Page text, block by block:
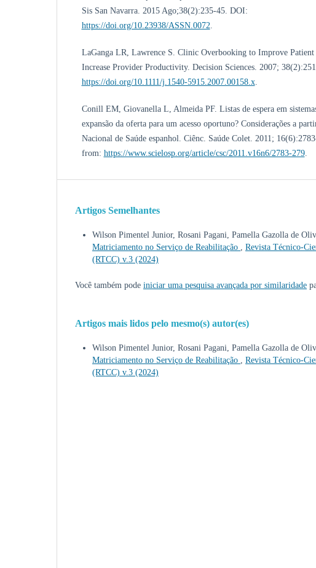
Sis San Navarra. 2015 Ago;38(2):235-45. DOI:
https://doi.org/10.23938/ASSN.0072.
LaGanga LR, Lawrence S. Clinic Overbooking to Improve Patient
Increase Provider Productivity. Decision Sciences. 2007;
https://doi.org/10.1111/j.1540-5915.2007.00158.x.
Conill EM, Giovanella L, Almeida PF. Listas de espera em
expansão da oferta para um acesso oportuno? Considerações a
Nacional de Saúde espanhol. Ciênc. Saúde Colet. 2011;
from: https://www.scielosp.org/article/csc/2011.v16n6/2783-279.
Artigos Semelhantes
Wilson Pimentel Junior, Rosani Pagani, Pamella Gazolla de
Matriciamento no Serviço de Reabilitação , Revista Técnico-
(RTCC) v.3 (2024)
Você também pode iniciar uma pesquisa avançada por similaridade
Artigos mais lidos pelo mesmo(s) autor(es)
Wilson Pimentel Junior, Rosani Pagani, Pamella Gazolla de
Matriciamento no Serviço de Reabilitação , Revista Técnico-
(RTCC) v.3 (2024)